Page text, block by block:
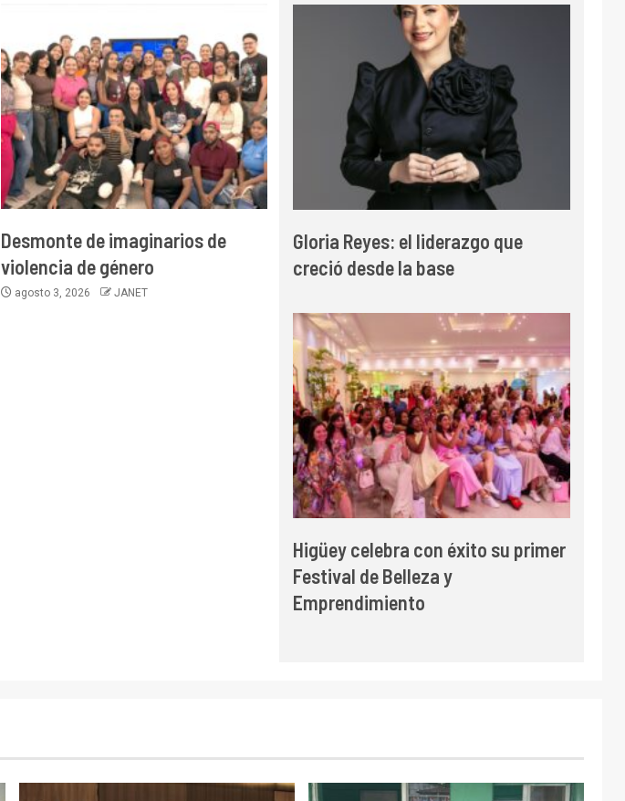
Desmonte de imaginarios de
violencia de género
agosto 3, 2026 JANET
Gloria Reyes: el liderazgo que
creció desde la base
Higüey celebra con éxito su primer
Festival de Belleza y
Emprendimiento